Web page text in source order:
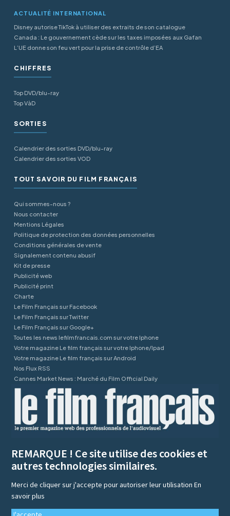
ACTUALITÉ INTERNATIONAL
Disney autorise TikTok à utiliser des extraits de son catalogue
Canada : Le gouvernement cède sur les taxes imposées aux Gafan
L’UE donne son feu vert pour la prise de contrôle d’EA
CHIFFRES
Top DVD/blu-ray
Top VàD
SORTIES
Calendrier des sorties DVD/blu-ray
Calendrier des sorties VOD
TOUT SAVOIR DU FILM FRANÇAIS
Qui sommes-nous ?
Nous contacter
Mentions Légales
Politique de protection des données personnelles
Conditions générales de vente
Signalement contenu abusif
Kit de presse
Publicité web
Publicité print
Charte
Le Film Français sur Facebook
Le Film Français sur Twitter
Le Film Français sur Google+
Toutes les news lefilmfrancais.com sur votre Iphone
Votre magazine Le film français sur votre Iphone/Ipad
Votre magazine Le film français sur Android
Nos Flux RSS
Cannes Market News : Marché du Film Official Daily
REMARQUE ! Ce site utilise des cookies et
autres technologies similaires.
Merci de cliquer sur j'accepte pour autoriser leur utilisationEn
savoir plus